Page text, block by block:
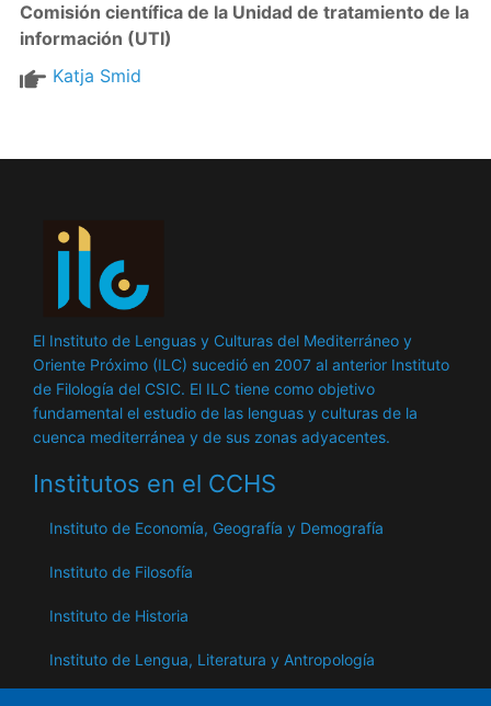
Comisión científica de la Unidad de tratamiento de la
información (UTI)
Katja Smid
El Instituto de Lenguas y Culturas del Mediterráneo y
Oriente Próximo (ILC) sucedió en 2007 al anterior Instituto
de Filología del CSIC. El ILC tiene como objetivo
fundamental el estudio de las lenguas y culturas de la
cuenca mediterránea y de sus zonas adyacentes.
Institutos en el CCHS
Instituto de Economía, Geografía y Demografía
Instituto de Filosofía
Instituto de Historia
Instituto de Lengua, Literatura y Antropología